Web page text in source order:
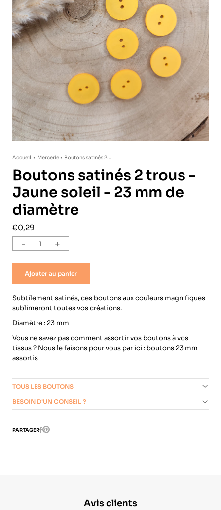
Accueil • Mercerie• Boutons satinés 2...
Boutons satinés 2 trous -
Jaune soleil - 23 mm de
diamètre
€0,29
- +
Ajouter au panier
Subtilement satinés, ces boutons aux couleurs magnifiques
sublimeront toutes vos créations.
Diamètre : 23 mm
Vous ne savez pas comment assortir vos boutons à vos
tissus ? Nous le faisons pour vous par ici : boutons 23 mm
assortis
TOUS LES BOUTONS
BESOIN D'UN CONSEIL ?
PARTAGERFacebook
Pinterest
Avis clients